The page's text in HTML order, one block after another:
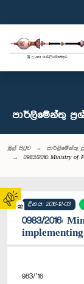
02
පාර්ලි‌මේන්තු‌
මුල් පිටුව
පාර්ලි‌මේන්තු‌
0983/2016: Ministry of
දිනය: 2016-12-03
0983/2016:
983/’16